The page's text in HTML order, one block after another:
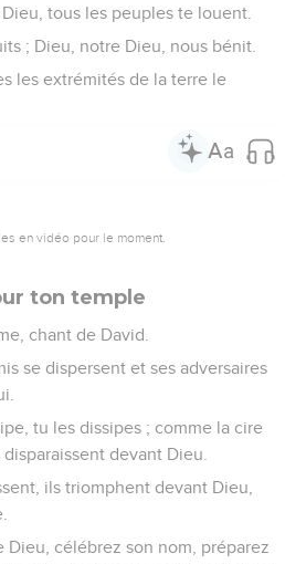
tous les peuples te louent.
; Dieu, notre Dieu, nous bénit.
les extrémités de la terre le
en vidéo pour le moment.
ton temple
chant de David.
se dispersent et ses adversaires
tu les dissipes ; comme la cire
devant Dieu.
ils triomphent devant Dieu,
Dieu, célébrez son nom, préparez